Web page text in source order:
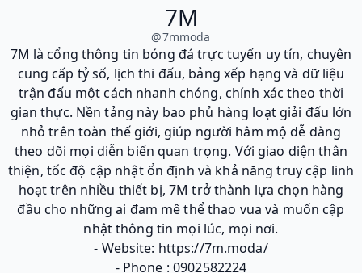
7M
@7mmoda
7M là cổng thông tin bóng đá trực tuyến uy tín, chuyên
cung cấp tỷ số, lịch thi đấu, bảng xếp hạng và dữ liệu
trận đấu một cách nhanh chóng, chính xác theo thời
gian thực. Nền tảng này bao phủ hàng loạt giải đấu lớn
nhỏ trên toàn thế giới, giúp người hâm mộ dễ dàng
theo dõi mọi diễn biến quan trọng. Với giao diện thân
thiện, tốc độ cập nhật ổn định và khả năng truy cập linh
hoạt trên nhiều thiết bị, 7M trở thành lựa chọn hàng
đầu cho những ai đam mê thể thao vua và muốn cập
nhật thông tin mọi lúc, mọi nơi.
- Website: https://7m.moda/
- Phone : 0902582224